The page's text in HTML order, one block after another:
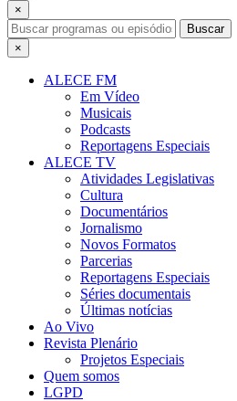
×
Buscar
×
ALECE FM
Em Vídeo
Musicais
Podcasts
Reportagens Especiais
ALECE TV
Atividades Legislativas
Cultura
Documentários
Jornalismo
Novos Formatos
Parcerias
Reportagens Especiais
Séries documentais
Últimas notícias
Ao Vivo
Revista Plenário
Projetos Especiais
Quem somos
LGPD